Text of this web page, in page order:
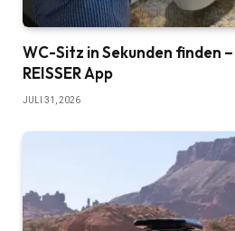
WC-Sitz in Sekunden finden
REISSER App
JULI 31, 2026